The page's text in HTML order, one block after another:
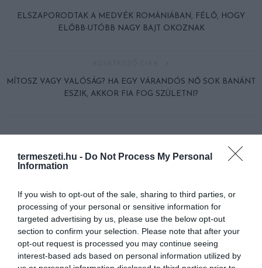
termeszeti.hu - Do Not Process My Personal
Information
If you wish to opt-out of the sale, sharing to third parties, or
processing of your personal or sensitive information for
targeted advertising by us, please use the below opt-out
section to confirm your selection. Please note that after your
opt-out request is processed you may continue seeing
interest-based ads based on personal information utilized by
ELSZAPORODTAK A MEDVÉK ROMÁNIÁBAN, FÉLŐ, HOGY
ELŐBB-UTÓBB NAGY BAJT OKOZNAK
MÍTOSZ VAGY VALÓSÁG? HA EGY VÁRANDÓS NŐ SOK BANÁNT
ESZIK, AKKOR FIA FOG SZÜLETNI?